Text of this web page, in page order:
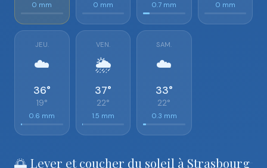
0 mm 0 mm 0.7 mm 0 mm
JEU.
☁️
36°
19°
0.6 mm
VEN.
🌦️
37°
22°
1.5 mm
SAM.
☁️
33°
22°
0.3 mm
🌅 Lever et coucher du soleil à Strasbourg